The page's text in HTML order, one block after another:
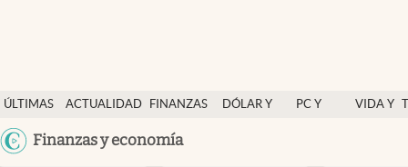
ÚLTIMAS
NOTICIAS
ACTUALIDAD
FINANZAS
DÓLAR Y
PC Y
VIDA Y
Finanzas y economía
Actualidad
Finanzas y economía